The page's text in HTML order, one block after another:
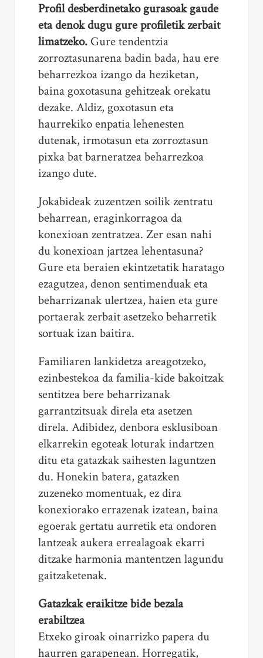
Profil desberdinetako gurasoak gaude
eta denok dugu gure profiletik zerbait
limatzeko. Gure tendentzia
zorroztasunarena badin bada, hau ere
beharrezkoa izango da heziketan,
baina goxotasuna gehitzeak orekatu
dezake. Aldiz, goxotasun eta
haurrekiko enpatia lehenesten
dutenak, irmotasun eta zorroztasun
pixka bat barneratzea beharrezkoa
izango dute.
Jokabideak zuzentzen soilik zentratu
beharrean, eraginkorragoa da
konexioan zentratzea. Zer esan nahi
du konexioan jartzea lehentasuna?
Gure eta beraien ekintzetatik haratago
ezagutzea, denon sentimenduak eta
beharrizanak ulertzea, haien eta gure
portaerak zerbait asetzeko beharretik
sortuak izan baitira.
Familiaren lankidetza areagotzeko,
ezinbestekoa da familia-kide bakoitzak
sentitzea bere beharrizanak
garrantzitsuak direla eta asetzen
direla. Adibidez, denbora esklusiboan
elkarrekin egoteak loturak indartzen
ditu eta gatazkak saihesten laguntzen
du. Honekin batera, gatazken
zuzeneko momentuak, ez dira
konexiorako errazenak izatean, baina
egoerak gertatu aurretik eta ondoren
lantzeak aukera errealagoak ekarri
ditzake harmonia mantentzen lagundu
gaitzaketenak.
Gatazkak eraikitze bide bezala
erabiltzea
Etxeko giroak oinarrizko papera du
haurren garapenean. Horregatik,